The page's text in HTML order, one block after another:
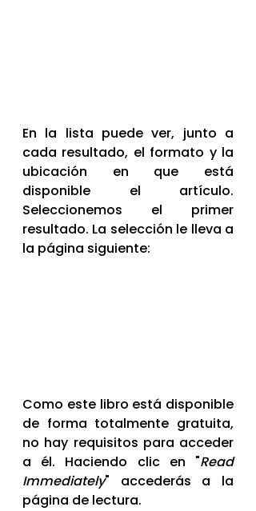
En la lista puede ver, junto a
cada resultado, el formato y la
ubicación en que está
disponible el artículo.
Seleccionemos el primer
resultado. La selección le lleva a
la página siguiente:
Como este libro está disponible
de forma totalmente gratuita,
no hay requisitos para acceder
a él. Haciendo clic en "Read
Immediately" accederás a la
página de lectura.